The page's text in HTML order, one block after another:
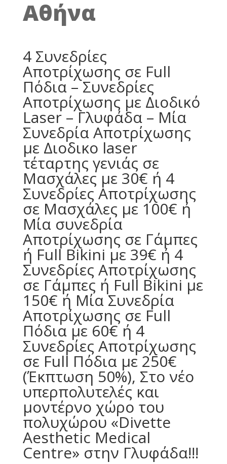
Αθήνα
4 Συνεδρίες
Αποτρίχωσης σε Full
Πόδια – Συνεδρίες
Αποτρίχωσης με Διοδικό
Laser – Γλυφάδα – Μία
Συνεδρία Αποτρίχωσης
με Διοδικο laser
τέταρτης γενιάς σε
Μασχάλες με 30€ ή 4
Συνεδρίες Αποτρίχωσης
σε Μασχάλες με 100€ ή
Μία συνεδρία
Αποτρίχωσης σε Γάμπες
ή Full Bikini με 39€ ή 4
Συνεδρίες Αποτρίχωσης
σε Γάμπες ή Full Bikini με
150€ ή Μία Συνεδρία
Αποτρίχωσης σε Full
Πόδια με 60€ ή 4
Συνεδρίες Αποτρίχωσης
σε Full Πόδια με 250€
(Έκπτωση 50%), Στο νέο
υπερπολυτελές και
μοντέρνο χώρο του
πολυχώρου «Divette
Aesthetic Medical
Centre» στην Γλυφάδα!!!